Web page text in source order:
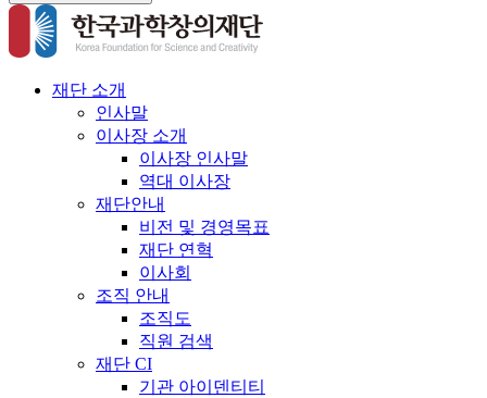
재단 소개
인사말
이사장 소개
이사장 인사말
역대 이사장
재단안내
비전 및 경영목표
재단 연혁
이사회
조직 안내
조직도
직원 검색
재단 CI
기관 아이덴티티